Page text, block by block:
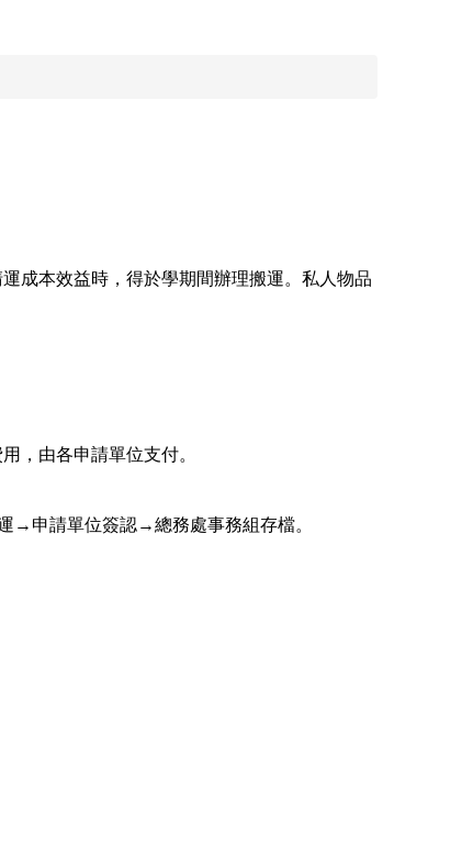
成本效益時，得於學期間辦理搬運。私人物品
，由各申請單位支付。
→申請單位簽認→總務處事務組存檔。